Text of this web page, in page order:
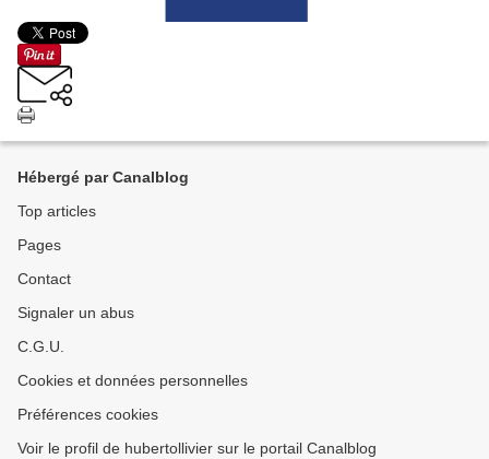
Hébergé par Canalblog
Top articles
Pages
Contact
Signaler un abus
C.G.U.
Cookies et données personnelles
Préférences cookies
Voir le profil de hubertollivier sur le portail Canalblog